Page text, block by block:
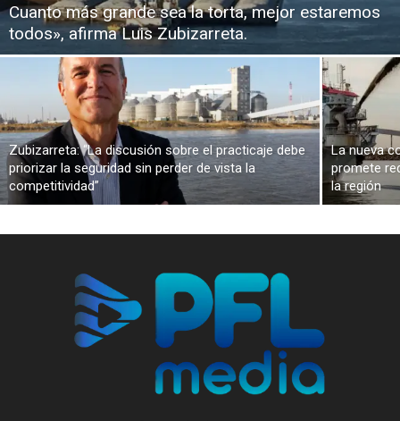
Cuanto más grande sea la torta, mejor estaremos
todos», afirma Luis Zubizarreta.
Zubizarreta: “La discusión sobre el practicaje debe
priorizar la seguridad sin perder de vista la
competitividad”
La nueva
promete
la región